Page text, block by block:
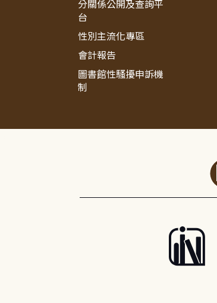
分關係公開及查詢平
台
性別主流化專區
會計報告
圖書館性騷擾申訴機
制